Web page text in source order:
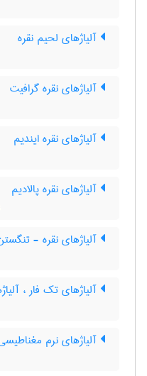
آلیاژهای لحیم نقره
آلیاژهای نقره گرافیت
آلیاژهای نقره ایندیم
آلیاژهای نقره پالادیم
آلیاژهای نقره -
آلیاژهای تک فار ،
آلیاژهای نرم